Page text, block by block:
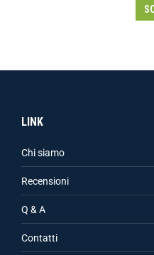
LINK
Chi siamo
Recensioni
Q & A
Contatti